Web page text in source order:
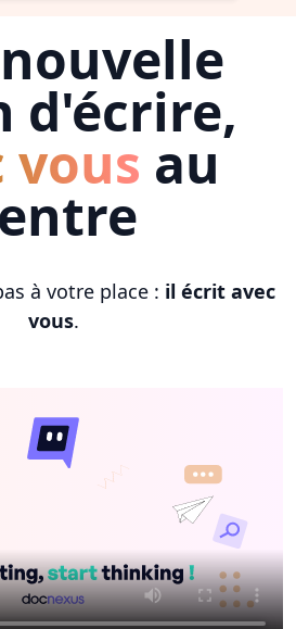
d'écrire,
vous au
à votre place : il écrit avec
vous.